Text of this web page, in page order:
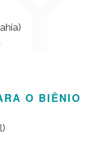
O BIÊNIO